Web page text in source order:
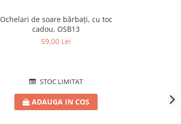
Ochelari de soare bărbați, cu toc
cadou, OSB13
59,00 Lei
STOC LIMITAT
ADAUGA IN COS